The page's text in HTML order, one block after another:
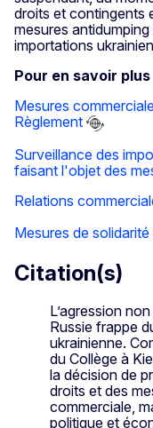
droits et contingents
mesures
importations
Pour en savoir plus
Mesures
Règlement
Surveillance des
faisant l'objet des
Relations
Mesures de
Citation(s)
L’agression
Russie frappe
ukrainienne.
du Collège à
la décision de
droits et des
commerciale,
politique et